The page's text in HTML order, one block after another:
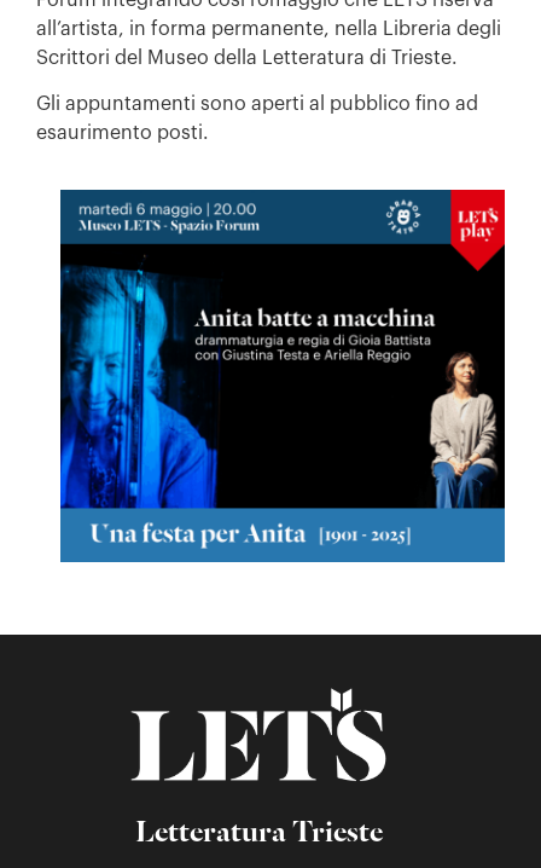
all’artista, in forma permanente, nella Libreria degli
Scrittori del Museo della Letteratura di Trieste.
Gli appuntamenti sono aperti al pubblico fino ad
esaurimento posti.
Letteratura Trieste